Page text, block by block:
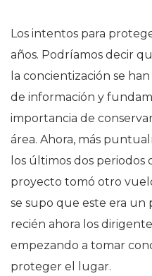
Los intentos para
años. Podríamos decir
la concientización se
de información y
importancia de
área. Ahora, más
los últimos dos periodos
proyecto tomó otro
se supo que este era un
recién ahora los
empezando a tomar
proteger el lugar.